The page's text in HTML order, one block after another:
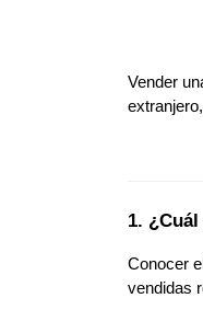
Vender
1.
Conocer
vendidas